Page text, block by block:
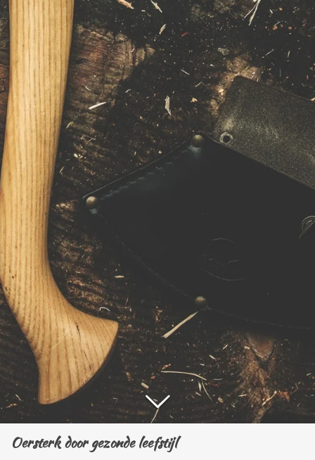
Oersterk door gezonde leefstijl